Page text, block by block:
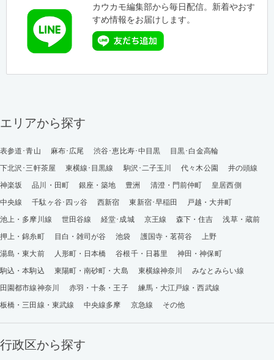
カウカモ編集部から毎日配信。新着やおす
すめ情報をお届けします。
エリアから探す
表参道･青山 麻布･広尾 渋谷･恵比寿･中目黒
目黒･白金高輪
下北沢･三軒茶屋
東横線･目黒線 駒沢･二子玉川 代々木公園
井の頭線
神楽坂
品川・田町 銀座・築地 豊洲 清澄・門前仲町
皇居西側
中央線
千駄ヶ谷･四ッ谷 西新宿 東新宿･早稲田
戸越・大井町
池上・多摩川線
世田谷線 経堂･成城 京王線 森下・住吉
浅草・蔵前
押上・錦糸町
目白・雑司が谷 池袋 護国寺・茗荷谷
上野
湯島・東大前
人形町・日本橋 谷根千・日暮里
神田・神保町
駒込・本駒込
東陽町・南砂町・大島 東横線神奈川
みなとみらい線
田園都市線神奈川
赤羽・十条・王子
練馬・大江戸線・西武線
板橋・三田線・東武線
中央線多摩 京急線 その他
行政区から探す